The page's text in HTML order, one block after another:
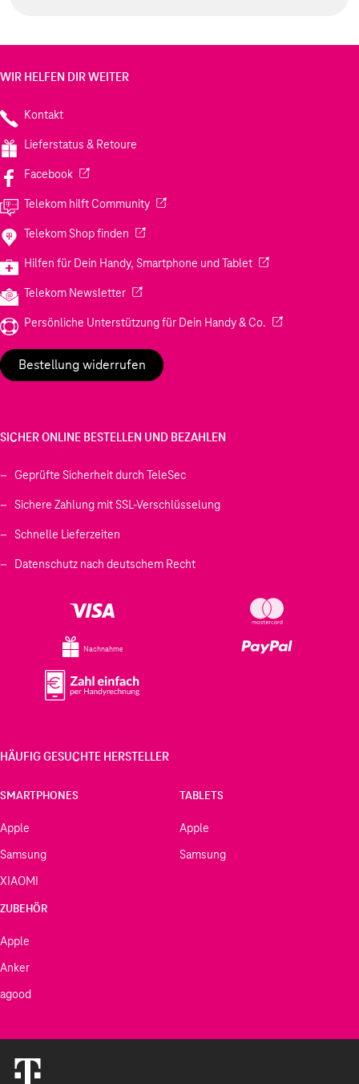
WIR HELFEN DIR WEITER
Kontakt
Lieferstatus & Retoure
Facebook(Wird in einem neuen Tab geöffnet)
Telekom hilft Community(Wird in einem neuen Tab geöffnet)
Telekom Shop finden (Wird in einem neuen Tab geöffnet)
Hilfen für Dein Handy, Smartphone und Tablet(Wird in einem
Telekom Newsletter(Wird in einem neuen Tab geöffnet)
Persönliche Unterstützung für Dein Handy & Co. (Wird in einem
Bestellung widerrufen
SICHER ONLINE BESTELLEN UND BEZAHLEN
Geprüfte Sicherheit durch TeleSec
Sichere Zahlung mit SSL-Verschlüsselung
Schnelle Lieferzeiten
Datenschutz nach deutschem Recht
Nachnahme
HÄUFIG GESUCHTE HERSTELLER
SMARTPHONES
Apple
Samsung
XIAOMI
TABLETS
Apple
Samsung
ZUBEHÖR
Apple
Anker
agood